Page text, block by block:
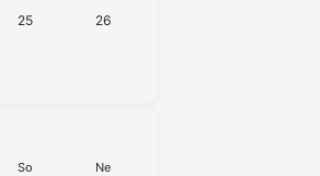
25
26
So Ne